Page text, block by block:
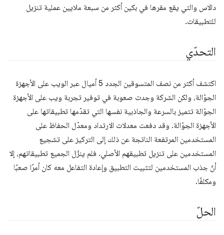
دالاس والتي يقع مقرها في بكين أكثر من سبعة ملايين عملية تنزيل
للتطبيقات.
التحدّي
اكتشف أكثر من نصف المتسوقين الجدد 5 أميال عبر الويب على الأجهزة
الجوّالة، ولكن الشركة وجدت صعوبة في توفير تجربة ويب على الأجهزة
الجوّالة تتميز بالسرعة والجاذبية نفسها التي تقدّمها تطبيقاتها على
الأجهزة الجوّالة. وقد دفعت معدلات الارتداد ومعدّل الحفاظ على
المستخدمين المرتفعة الناتجة عن ذلك إلى التركيز على تشجيع
المستخدمين على تنزيل تطبيقهم الأصلي. فلم ينزّل الجميع تطبيقاتهم، إلا
أنّ جذب المستخدمين لتثبيت التطبيق وإعادة التفاعل معه كان أمرًا صعبًا
ومكلفًا.
الحلّ